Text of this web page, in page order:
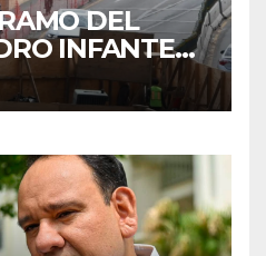
DEL
INFANTE
OBRAS
A